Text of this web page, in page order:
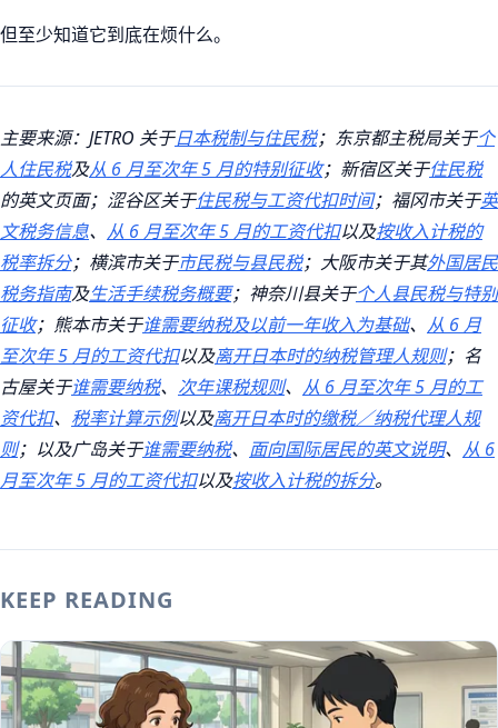
但至少知道它到底在烦什么。
主要来源：JETRO 关于日本税制与住民税；东京都主税局关于个
人住民税及从 6 月至次年 5 月的特别征收；新宿区关于住民税
的英文页面；涩谷区关于住民税与工资代扣时间；福冈市关于英
文税务信息、 从 6 月至次年 5 月的工资代扣以及按收入计税的
税率拆分；横滨市关于市民税与县民税；大阪市关于其外国居民
税务指南及生活手续税务概要；神奈川县关于个人县民税与特别
征收；熊本市关于谁需要纳税及以前一年收入为基础、 从 6 月
至次年 5 月的工资代扣以及离开日本时的纳税管理人规则；名
古屋关于谁需要纳税、 次年课税规则、 从 6 月至次年 5 月的工
资代扣、 税率计算示例以及离开日本时的缴税／纳税代理人规
则；以及广岛关于谁需要纳税、 面向国际居民的英文说明、 从 6
月至次年 5 月的工资代扣以及按收入计税的拆分。
KEEP READING